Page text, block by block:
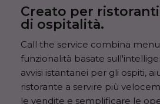
Creato per
di ospitalità.
Call the service combina
funzionalità basate
avvisi istantanei per gli ospiti,
ristorante a servire più
le vendite e semplificare le